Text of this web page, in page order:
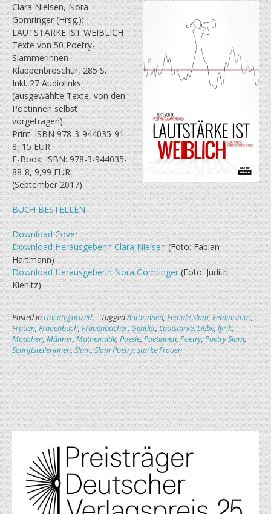
Clara Nielsen, Nora
Gomringer (Hrsg.):
LAUTSTÄRKE IST WEIBLICH
Texte von 50 Poetry-
Slammerinnen
Klappenbroschur, 285 S.
Inkl. 27 Audiolinks
(ausgewählte Texte, von den
Poetinnen selbst
vorgetragen)
Print: ISBN 978-3-944035-91-
8, 15 EUR
E-Book: ISBN: 978-3-944035-
88-8, 9,99 EUR
(September 2017)
BUCH BESTELLEN
Download Cover
Download Herausgeberin Clara Nielsen(Foto: Fabian
Hartmann)
Download Herausgeberin Nora Gomringer(Foto: Judith
Kienitz)
Posted inUncategorized TaggedAutorinnen,Female Slam,Feminismus,
Frauen,Frauenbuch,Frauenbücher,Gender,Lautstärke,Liebe,lyrik,
Mädchen,Männer,Mathematik,Poesie,Poetinnen,Poetry,Poetry Slam,
Schriftstellerinnen,Slam,Slam Poetry,starke Frauen